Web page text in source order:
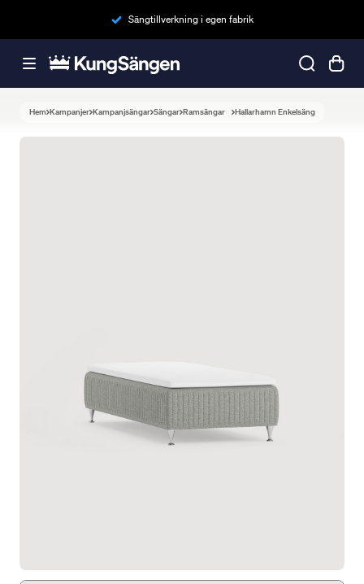
Sängtillverkning i egen fabrik
Hem Kampanjer Kampanjsängar Sängar Ramsängar Hallarhamn Enkelsäng